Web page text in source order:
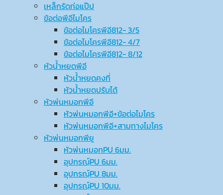
เหล็กรัดท่อแป๊ป
ข้อต่อพีอีไมโคร
ข้อต่อไมโครพีอี812- 3/5
ข้อต่อไมโครพีอี812- 4/7
ข้อต่อไมโครพีอี812- 8/12
หัวน้ำหยดพีอี
หัวน้ำหยดคงที่
หัวน้ำหยดปรับได้
หัวพ่นหมอกพีอี
หัวพ่นหมอกพีอี+ข้อต่อไมโคร
หัวพ่นหมอกพีอี+สามทางไมโคร
หัวพ่นหมอกพียู
หัวพ่นหมอกPU 6มม.
อุปกรณ์ฺPU 6มม.
อุปกรณ์ฺPU 8มม.
อุปกรณ์ฺPU 10มม.